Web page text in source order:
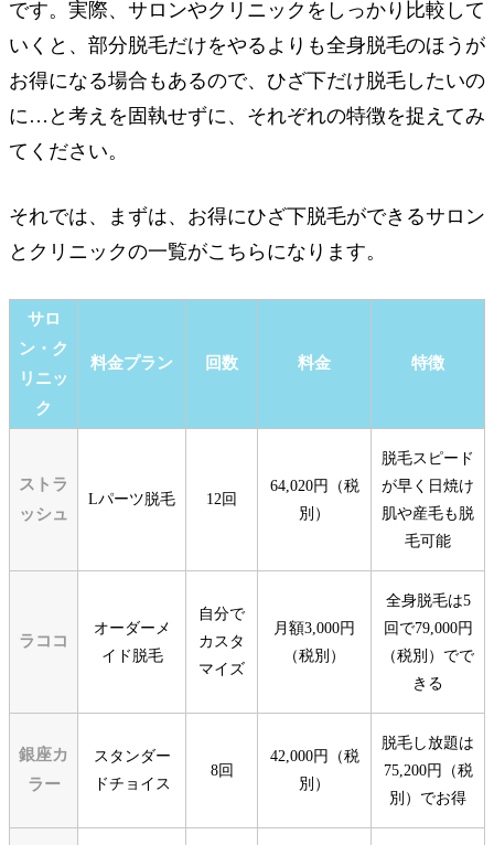
です。実際、サロンやクリニックをしっかり比較して
いくと、部分脱毛だけをやるよりも全身脱毛のほうが
お得になる場合もあるので、ひざ下だけ脱毛したいの
に…と考えを固執せずに、それぞれの特徴を捉えてみ
てください。
それでは、まずは、お得にひざ下脱毛ができるサロン
とクリニックの一覧がこちらになります。
サロ
ン・ク
リニッ
ク
料金プラン 回数 料金 特徴
ストラ
ッシュ
Lパーツ脱毛 12回
64,020円（税
別）
脱毛スピード
が早く日焼け
肌や産毛も脱
毛可能
ラココ
オーダーメ
イド脱毛
自分で
カスタ
マイズ
月額3,000円
（税別）
全身脱毛は5
回で79,000円
（税別）でで
きる
銀座カ
ラー
スタンダー
ドチョイス
8回
42,000円（税
別）
脱毛し放題は
75,200円（税
別）でお得